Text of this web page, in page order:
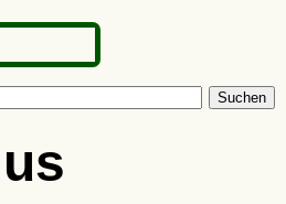
Suchen